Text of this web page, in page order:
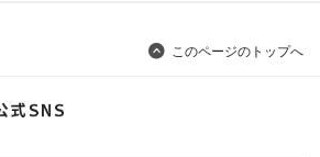
このページのトップへ